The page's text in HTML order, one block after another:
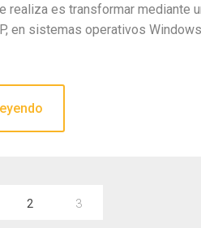
es transformar mediante
en sistemas operativos
2 3